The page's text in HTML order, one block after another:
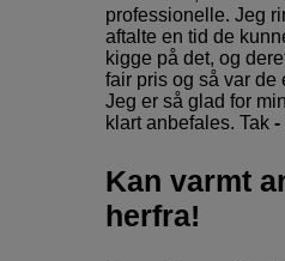
professionelle. Jeg
aftalte en tid de
kigge på det, og
fair pris og så var de
Jeg er så glad for
klart anbefales. Tak -
Kan varmt
herfra!